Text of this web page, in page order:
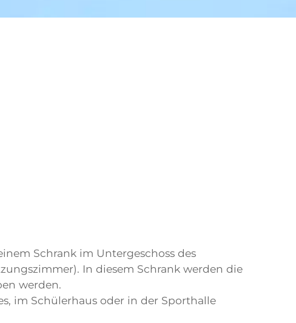
Schrank im Untergeschoss des
In diesem Schrank werden die
werden.
im Schülerhaus oder in der Sporthalle